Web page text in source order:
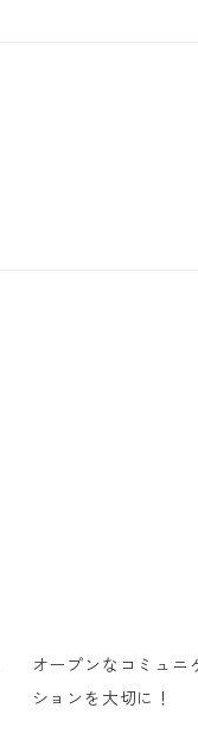
オープンなコミュニ
ションを大切に！